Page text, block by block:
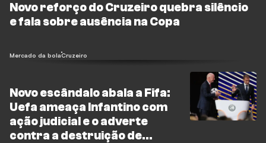
Novo reforço do Cruzeiro quebra silêncio
e fala sobre ausência na Copa
Mercado da bolaCruzeiro
Novo escândalo abala a Fifa:
Uefa ameaça Infantino com
ação judicial e o adverte
contra a destruição de